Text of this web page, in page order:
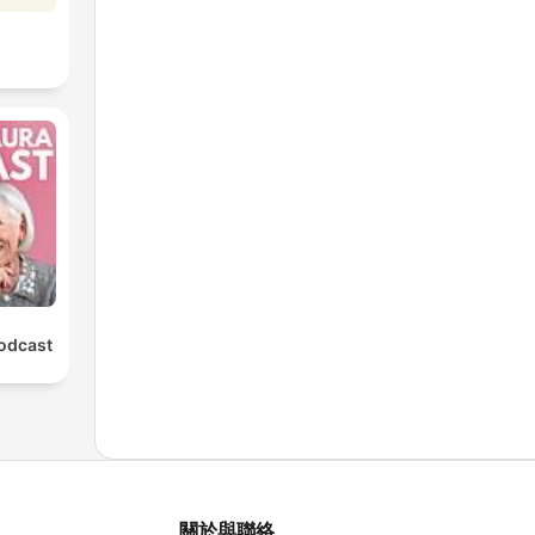
關於與聯絡